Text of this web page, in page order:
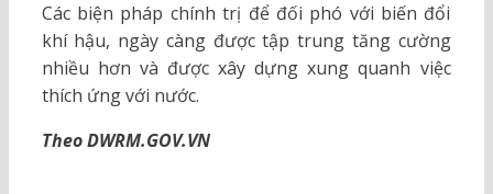
Các biện pháp chính trị để đối phó với biến đổi
khí hậu, ngày càng được tập trung tăng cường
nhiều hơn và được xây dựng xung quanh việc
thích ứng với nước.
Theo DWRM.GOV.VN